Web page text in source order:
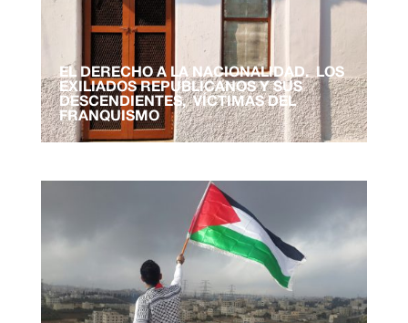
EL DERECHO A LA NACIONALIDAD. LOS
EXILIADOS REPUBLICANOS Y SUS
DESCENDIENTES, VÍCTIMAS DEL
FRANQUISMO